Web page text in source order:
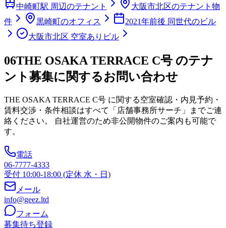
中崎町駅 周辺のテナント
大阪市北区のテナント物
件
黒崎町のオフィス
2021年前後 同世代のビル
大阪市北区 空室ありビル
06THE OSAKA TERRACE C号 のテナ
ント募集に関するお問い合わせ
THE OSAKA TERRACE C号 に関する空室確認・内見予約・
賃料交渉・条件相談はすべて「店舗事務所サーチ」までご連
絡ください。 自社運営のため非公開物件のご案内も可能で
す。
電話
06-7777-4333
受付 10:00-18:00 (定休 水・日)
メール
info@geez.ltd
フォーム
募集待ち登録